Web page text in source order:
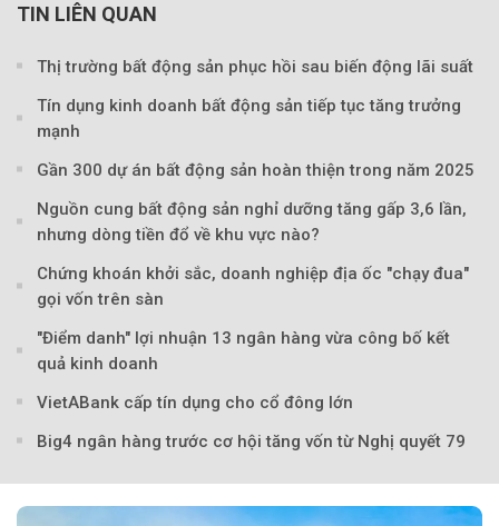
Theo
TIN LIÊN QUAN
Thị trường bất động sản phục hồi sau biến động lãi suất
Tín dụng kinh doanh bất động sản tiếp tục tăng trưởng
mạnh
Gần 300 dự án bất động sản hoàn thiện trong năm 2025
Nguồn cung bất động sản nghỉ dưỡng tăng gấp 3,6 lần,
nhưng dòng tiền đổ về khu vực nào?
Chứng khoán khởi sắc, doanh nghiệp địa ốc "chạy đua"
gọi vốn trên sàn
"Điểm danh" lợi nhuận 13 ngân hàng vừa công bố kết
quả kinh doanh
VietABank cấp tín dụng cho cổ đông lớn
Big4 ngân hàng trước cơ hội tăng vốn từ Nghị quyết 79